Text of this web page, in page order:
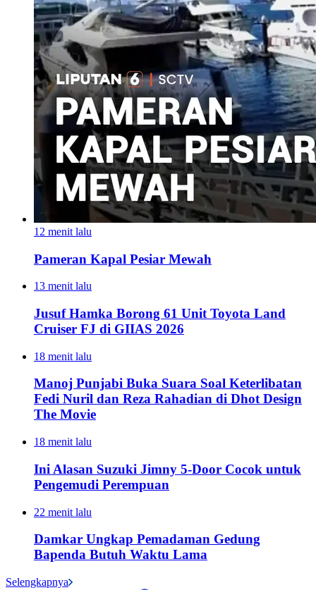
12 menit lalu
Pameran Kapal Pesiar Mewah
13 menit lalu
Jusuf Hamka Borong 61 Unit Toyota Land
Cruiser FJ di GIIAS 2026
18 menit lalu
Manoj Punjabi Buka Suara Soal Keterlibatan
Fedi Nuril dan Reza Rahadian di Dhot Design
The Movie
18 menit lalu
Ini Alasan Suzuki Jimny 5-Door Cocok untuk
Pengemudi Perempuan
22 menit lalu
Damkar Ungkap Pemadaman Gedung
Bapenda Butuh Waktu Lama
Selengkapnya